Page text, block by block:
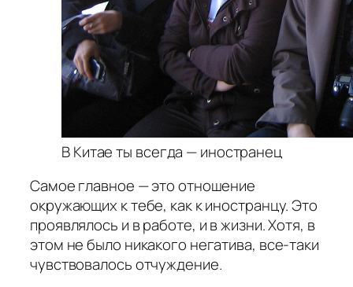
В Китае ты всегда — иностранец
Самое главное — это отношение
окружающих к тебе, как к иностранцу. Это
проявлялось и в работе, и в жизни. Хотя, в
этом не было никакого негатива, все-таки
чувствовалось отчуждение.